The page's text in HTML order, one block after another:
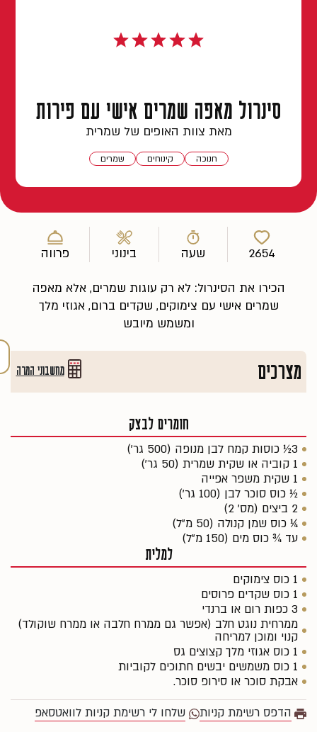
סינרול מאפה שמרים אישי עם פירות
מאת צוות האופים של שמרית
חנוכה קינוחים שמרים
2654 שעה בינוני פרווה
הכירו את הסינרול: לא רק עוגות שמרים, אלא מאפה
שמרים אישי עם צימוקים, שקדים ברום, אגוזי מלך
ומשמש מיובש
מצרכים מחשבוני המרה
חומרים לבצק
3½ כוסות קמח לבן מנופה (500 גר')
1 קוביה או שקית שמרית (50 גר')
1 שקית משפר אפייה
½ כוס סוכר לבן (100 גר')
2 ביצים (מס' 2)
¼ כוס שמן קנולה (50 מ"ל)
עד ¾ כוס מים (150 מ"ל)
למלית
1 כוס צימוקים
1 כוס שקדים פרוסים
3 כפות רום או ברנדי
ממרחית נוגט חלב (אפשר גם ממרח חלבה או ממרח שוקולד)
קנוי ומוכן למריחה
1 כוס אגוזי מלך קצוצים גס
1 כוס משמשים יבשים חתוכים לקוביות
אבקת סוכר או סירופ סוכר.
הדפס רשימת קניות שלחו לי רשימת קניות לוואטסאפ